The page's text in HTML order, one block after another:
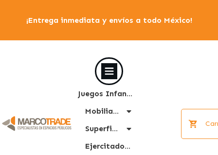
¡Entrega inmediata y envíos a todo México!
Juegos Infantiles
Mobiliario Urbano
Superficies
Ejercitadores